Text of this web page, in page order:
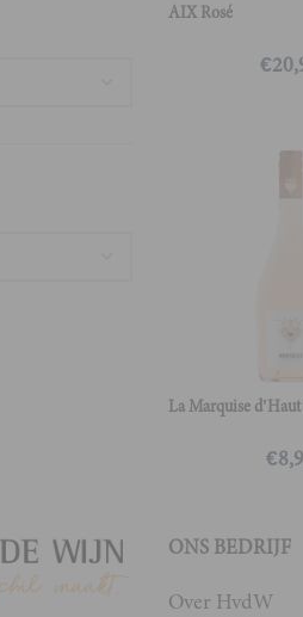
AIX Rosé
€
La Marquise
€
ONS BEDRIJF
Over HvdW